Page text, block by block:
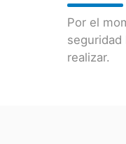
Por el
realizar.